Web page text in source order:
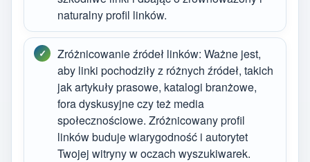
naturalny profil linków.
Zróżnicowanie źródeł linków: Ważne jest,
aby linki pochodziły z różnych źródeł, takich
jak artykuły prasowe, katalogi branżowe,
fora dyskusyjne czy też media
społecznościowe. Zróżnicowany profil
linków buduje wiarygodność i autorytet
Twojej witryny w oczach wyszukiwarek.